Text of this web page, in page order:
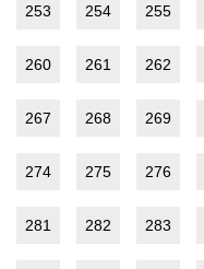
253 254 255
260 261 262
267 268 269
274 275 276
281 282 283